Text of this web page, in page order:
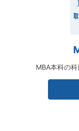
MBA本科の科